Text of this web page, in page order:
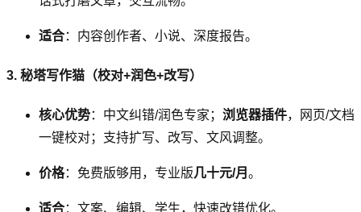
适合：内容创作者、小说、深度报告。
3. 秘塔写作猫（校对+润色+改写）
核心优势：中文纠错/润色专家； 浏览器插件，网页/文档
一键校对；支持扩写、改写、文风调整。
价格：免费版够用，专业版几十元/月 。
适合：文案、编辑、学生，快速改错优化。